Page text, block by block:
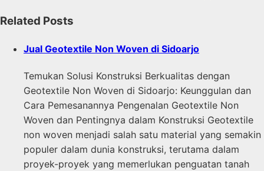
Related Posts
Jual Geotextile Non Woven di Sidoarjo
Temukan Solusi Konstruksi Berkualitas dengan
Geotextile Non Woven di Sidoarjo: Keunggulan dan
Cara Pemesanannya Pengenalan Geotextile Non
Woven dan Pentingnya dalam Konstruksi Geotextile
non woven menjadi salah satu material yang semakin
populer dalam dunia konstruksi, terutama dalam
proyek-proyek yang memerlukan penguatan tanah